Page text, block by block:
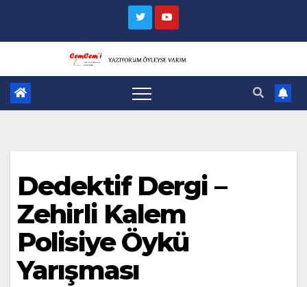
Dedektif Dergi –
Zehirli Kalem
Polisiye Öykü
Yarışması